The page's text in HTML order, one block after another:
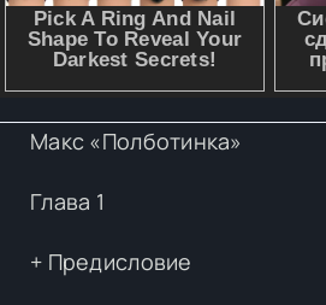
Макс «Полботинка»
Глава 1
+ Предисловие